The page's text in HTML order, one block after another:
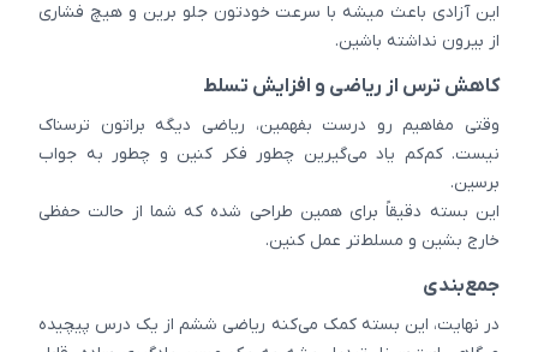
این آزادی باعث میشه با سرعت خودتون جلو برین و هیچ فشاری
از بیرون نداشته باشین.
کاهش ترس از ریاضی و افزایش تسلط
وقتی مفاهیم رو درست بفهمین، ریاضی دیگه براتون ترسناک
نیست. کم‌کم یاد می‌گیرین چطور فکر کنین و چطور به جواب
برسین.
این بسته دقیقاً برای همین طراحی شده که شما از حالت حفظی
خارج بشین و مسلط‌تر عمل کنین.
جمع‌بندی
در نهایت، این بسته کمک می‌کنه ریاضی ششم از یک درس پیچیده